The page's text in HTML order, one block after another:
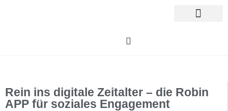
Rein ins digitale Zeitalter – die Robin
APP für soziales Engagement